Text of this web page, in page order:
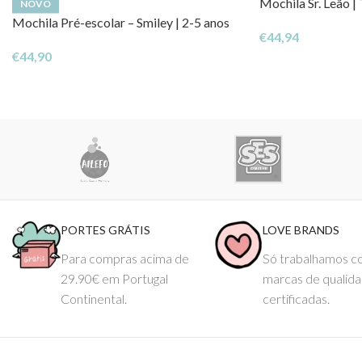
NOVO
Mochila Pré-escolar – Smiley | 2-5 anos
€44,90
€44,94
PORTES GRÁTIS
Para compras acima de
29.90€ em Portugal
Continental.
LOVE BRANDS
Só trabalhamos
marcas de
certificadas.